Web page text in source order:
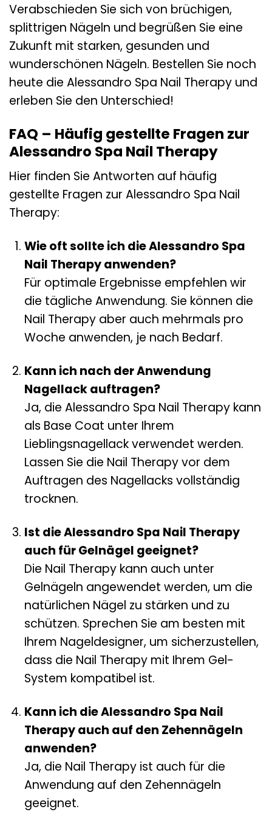
Verabschieden Sie sich von brüchigen,
splittrigen Nägeln und begrüßen Sie eine
Zukunft mit starken, gesunden und
wunderschönen Nägeln. Bestellen Sie noch
heute die Alessandro Spa Nail Therapy und
erleben Sie den Unterschied!
FAQ – Häufig gestellte Fragen zur
Alessandro Spa Nail Therapy
Hier finden Sie Antworten auf häufig
gestellte Fragen zur Alessandro Spa Nail
Therapy:
Wie oft sollte ich die Alessandro Spa
Nail Therapy anwenden?
Für optimale Ergebnisse empfehlen wir
die tägliche Anwendung. Sie können die
Nail Therapy aber auch mehrmals pro
Woche anwenden, je nach Bedarf.
Kann ich nach der Anwendung
Nagellack auftragen?
Ja, die Alessandro Spa Nail Therapy kann
als Base Coat unter Ihrem
Lieblingsnagellack verwendet werden.
Lassen Sie die Nail Therapy vor dem
Auftragen des Nagellacks vollständig
trocknen.
Ist die Alessandro Spa Nail Therapy
auch für Gelnägel geeignet?
Die Nail Therapy kann auch unter
Gelnägeln angewendet werden, um die
natürlichen Nägel zu stärken und zu
schützen. Sprechen Sie am besten mit
Ihrem Nageldesigner, um sicherzustellen,
dass die Nail Therapy mit Ihrem Gel-
System kompatibel ist.
Kann ich die Alessandro Spa Nail
Therapy auch auf den Zehennägeln
anwenden?
Ja, die Nail Therapy ist auch für die
Anwendung auf den Zehennägeln
geeignet.